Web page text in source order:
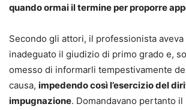
difensiva.
l’intero iter logico-giuridico e processuale
contenzioso, così che il professionista
solo sul tema che gli serve, senza dover
volume.
- Modelli “specifici” e non generici: gli atti
quando ormai il termine per proporre
Secondo gli attori, il professionista
inadeguato il giudizio di primo grado e,
omesso di informarli tempestivamente
causa, impedendo così l’esercizio del
impugnazione. Domandavano pertanto